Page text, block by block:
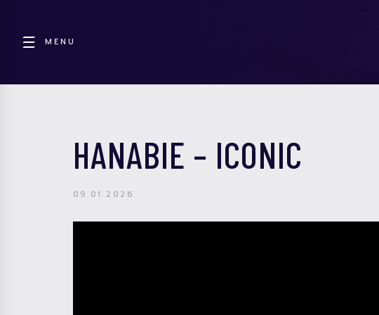
MENU
HANABIE – ICONIC
09.01.2026